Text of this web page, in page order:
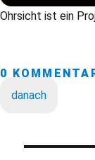
Ohrsicht ist ein
0
danach